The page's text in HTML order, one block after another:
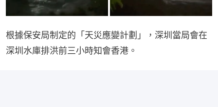
根據保安局制定的「天災應變計劃」，深圳當局會在
深圳水庫排洪前三小時知會香港。